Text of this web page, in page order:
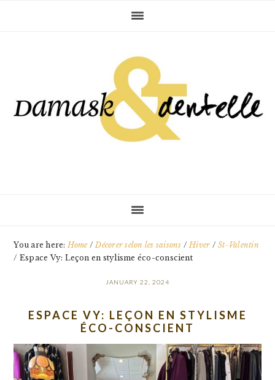
You are here:Home / Décorer selon les saisons / Hiver / St-Valentin
/ Espace Vy: Leçon en stylisme éco-conscient
JANUARY 22, 2024
ESPACE VY: LEÇON EN STYLISME
ÉCO-CONSCIENT